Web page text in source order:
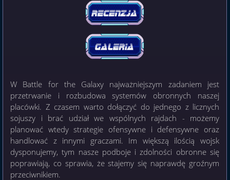
W Battle for the Galaxy najważniejszym zadaniem jest
przetrwanie i rozbudowa systemów obronnych naszej
placówki. Z czasem warto dołączyć do jednego z licznych
sojuszy i brać udział we wspólnych rajdach - możemy
planować wtedy strategie ofensywne i defensywne oraz
handlować z innymi graczami. Im większą ilością wojsk
dysponujemy, tym nasze podboje i zdolności obronne się
poprawiają, co sprawia, że stajemy się naprawdę groźnym
przeciwnikiem.